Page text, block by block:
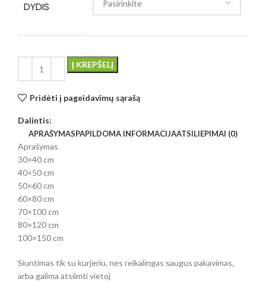
DYDIS
Į KREPŠELĮ
Pridėti į pageidavimų sąrašą
Dalintis:
APRAŠYMASPAPILDOMA INFORMACIJAATSILIEPIMAI (0)
Aprašymas
30×40 cm
40×50 cm
50×60 cm
60×80 cm
70×100 cm
80×120 cm
100×150 cm
Siuntimas tik su kurjeriu, nes reikalingas saugus pakavimas,
arba galima atsiimti vietoj